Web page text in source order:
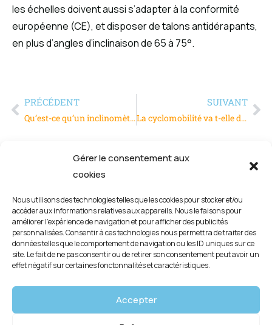
Gérer le consentement aux
cookies
Nous utilisons des technologies telles que les cookies pour stocker et/ou
accéder aux informations relatives aux appareils. Nous le faisons pour
améliorer l’expérience de navigation et pour afficher des publicités
personnalisées. Consentir à ces technologies nous permettra de traiter des
données telles que le comportement de navigation ou les ID uniques sur ce
site. Le fait de ne pas consentir ou de retirer son consentement peut avoir un
effet négatif sur certaines fonctonnalités et caractéristiques.
Accepter
les échelles doivent aussi s’adapter à la conformité
européenne (CE), et disposer de talons antidérapants,
en plus d’angles d’inclinaison de 65 à 75°.
PRÉCÉDENT
Qu’est-ce qu’un inclinomètre digital, en quoi est-il utile ?
SUIVANT
La cyclomobilité va t-elle davantage séduire les micro-entrepreneurs ?
Politique de confidentialité